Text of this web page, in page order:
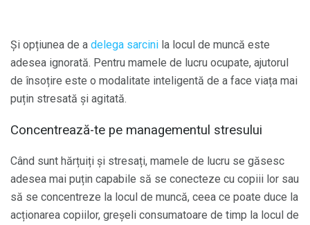
Și opțiunea de a delega sarcini la locul de muncă este
adesea ignorată. Pentru mamele de lucru ocupate, ajutorul
de însoțire este o modalitate inteligentă de a face viața mai
puțin stresată și agitată.
Concentrează-te pe managementul stresului
Când sunt hărțuiți și stresați, mamele de lucru se găsesc
adesea mai puțin capabile să se conecteze cu copiii lor sau
să se concentreze la locul de muncă, ceea ce poate duce la
acționarea copiilor, greșeli consumatoare de timp la locul de